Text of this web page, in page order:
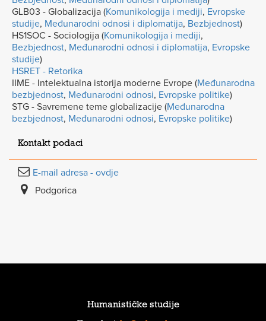
GLB03 - Globalizacija (Komunikologija i mediji, Evropske
studije, Međunarodni odnosi i diplomatija, Bezbjednost)
HS1SOC - Sociologija (Komunikologija i mediji,
Bezbjednost, Međunarodni odnosi i diplomatija, Evropske
studije)
HSRET - Retorika
IIME - Intelektualna istorija moderne Evrope (Međunarodna
bezbjednost, Međunarodni odnosi, Evropske politike)
STG - Savremene teme globalizacije (Međunarodna
bezbjednost, Međunarodni odnosi, Evropske politike)
Kontakt podaci
E-mail adresa - ovdje
Podgorica
Humanističke studije